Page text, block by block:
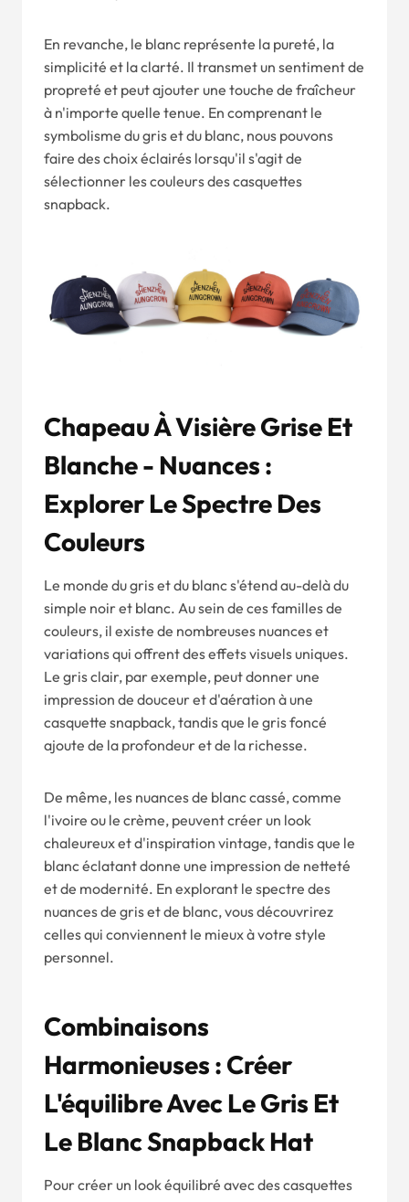
En revanche, le blanc représente la pureté, la
simplicité et la clarté. Il transmet un sentiment de
propreté et peut ajouter une touche de fraîcheur
à n'importe quelle tenue. En comprenant le
symbolisme du gris et du blanc, nous pouvons
faire des choix éclairés lorsqu'il s'agit de
sélectionner les couleurs des casquettes
snapback.
Chapeau À Visière Grise Et
Blanche - Nuances :
Explorer Le Spectre Des
Couleurs
Le monde du gris et du blanc s'étend au-delà du
simple noir et blanc. Au sein de ces familles de
couleurs, il existe de nombreuses nuances et
variations qui offrent des effets visuels uniques.
Le gris clair, par exemple, peut donner une
impression de douceur et d'aération à une
casquette snapback, tandis que le gris foncé
ajoute de la profondeur et de la richesse.
De même, les nuances de blanc cassé, comme
l'ivoire ou le crème, peuvent créer un look
chaleureux et d'inspiration vintage, tandis que le
blanc éclatant donne une impression de netteté
et de modernité. En explorant le spectre des
nuances de gris et de blanc, vous découvrirez
celles qui conviennent le mieux à votre style
personnel.
Combinaisons
Harmonieuses : Créer
L'équilibre Avec Le Gris Et
Le Blanc Snapback Hat
Pour créer un look équilibré avec des casquettes